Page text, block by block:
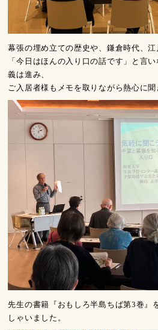
幕張の埋め立ての歴史や、鎌倉時代、
「今日はほんの入り口の話です」と言
義は進み、
ご入居者様もメモを取りながら熱心に聞
先生の書籍『おもしろ半島ちば第3巻』
しゃいました。